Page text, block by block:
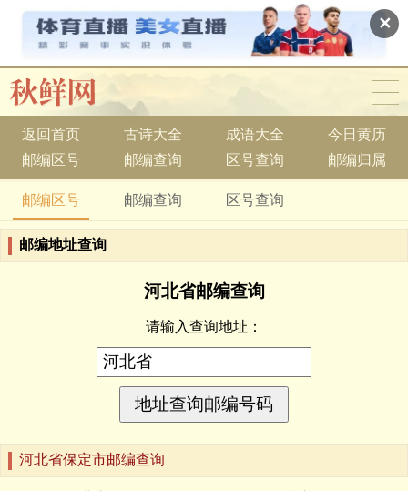
✕
返回首页 古诗大全 成语大全
今日黄历
邮编区号
邮编查询 区号查询 邮编归属
邮编区号 邮编查询 区号查询
邮编地址查询
河北省邮编查询
请输入查询地址：
河北省保定市邮编查询